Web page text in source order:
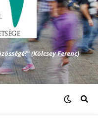
(Kölcsey Ferenc)